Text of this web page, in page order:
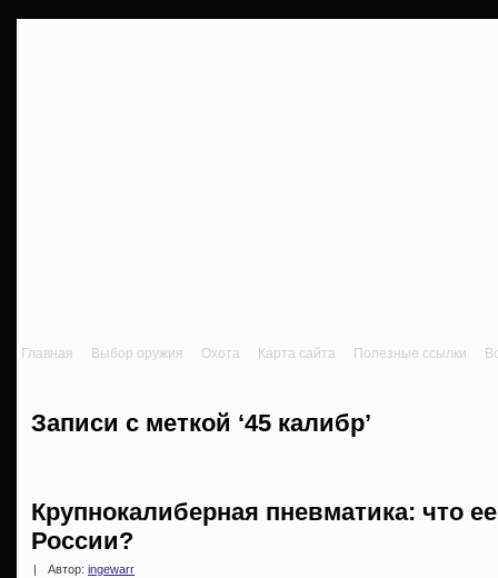
Главная Выбор оружия Охота Карта сайта Полезные ссылки
Записи с меткой ‘45 калибр’
Крупнокалиберная пневматика: что
России?
Автор: ingewarr